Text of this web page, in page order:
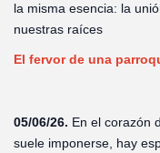
la misma esencia: la
nuestras raíces
El fervor de una
05/06/26. En el corazón
suele imponerse, hay